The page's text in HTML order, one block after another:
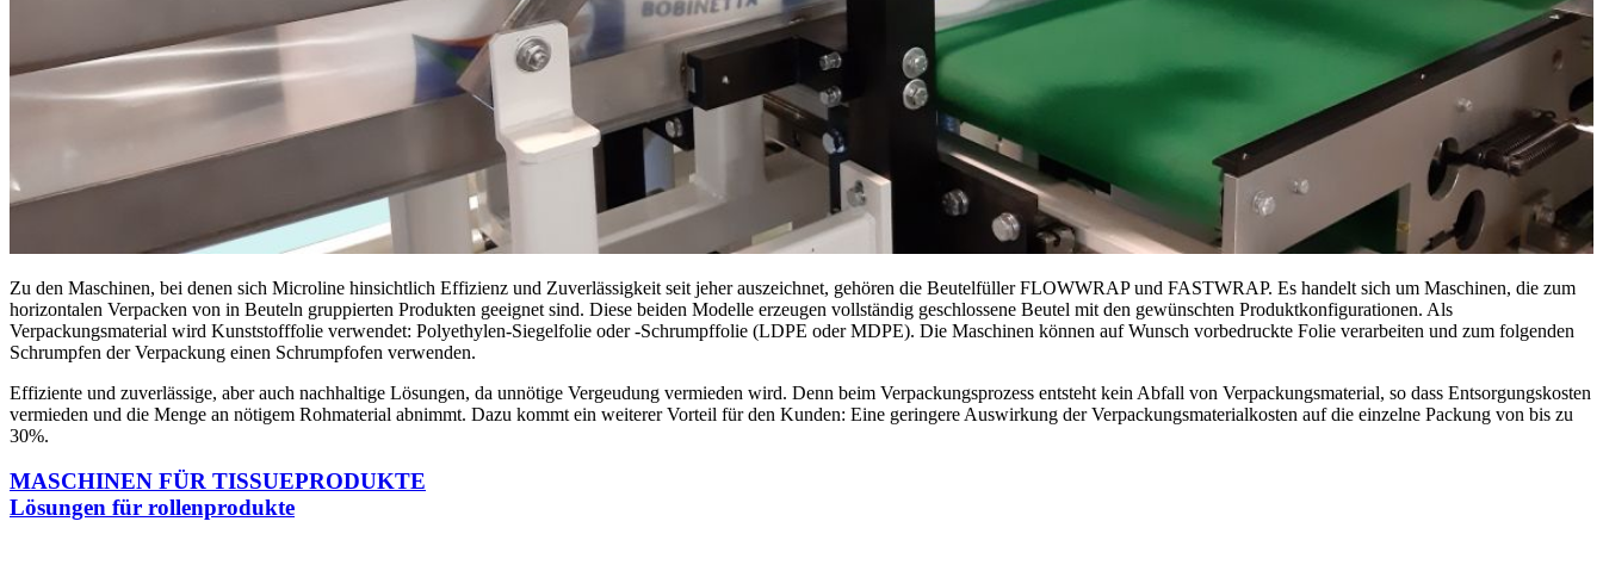
Zu den Maschinen, bei denen sich Microline hinsichtlich Effizienz und Zuverlässigkeit seit jeher auszeichnet, gehören die Beutelfüller FLOWWRAP und FASTWRAP. Es handelt sich um Maschinen, die zum
horizontalen Verpacken von in Beuteln gruppierten Produkten geeignet sind. Diese beiden Modelle erzeugen vollständig geschlossene Beutel mit den gewünschten Produktkonfigurationen. Als
Verpackungsmaterial wird Kunststofffolie verwendet: Polyethylen-Siegelfolie oder -Schrumpffolie (LDPE oder MDPE). Die Maschinen können auf Wunsch vorbedruckte Folie verarbeiten und zum folgenden
Schrumpfen der Verpackung einen Schrumpfofen verwenden.
Effiziente und zuverlässige, aber auch nachhaltige Lösungen, da unnötige Vergeudung vermieden wird. Denn beim Verpackungsprozess entsteht kein Abfall von Verpackungsmaterial, so dass Entsorgungskosten
vermieden und die Menge an nötigem Rohmaterial abnimmt. Dazu kommt ein weiterer Vorteil für den Kunden: Eine geringere Auswirkung der Verpackungsmaterialkosten auf die einzelne Packung von bis zu
30%.
MASCHINEN FÜR TISSUEPRODUKTE
Lösungen für rollenprodukte